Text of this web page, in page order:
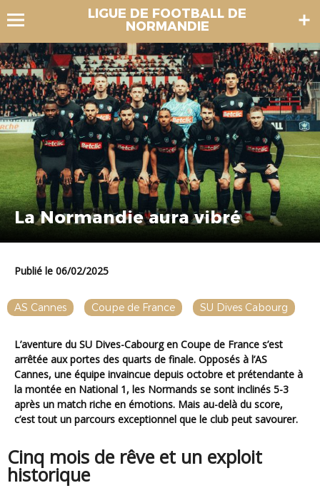
LIGUE DE FOOTBALL DE
NORMANDIE
La Normandie aura vibré
Publié le 06/02/2025
AS Cannes Coupe de France SU Dives Cabourg
L’aventure du SU Dives-Cabourg en Coupe de France s’est
arrêtée aux portes des quarts de finale. Opposés à l’AS
Cannes, une équipe invaincue depuis octobre et prétendante à
la montée en National 1, les Normands se sont inclinés 5-3
après un match riche en émotions. Mais au-delà du score,
c’est tout un parcours exceptionnel que le club peut savourer.
Cinq mois de rêve et un exploit
historique